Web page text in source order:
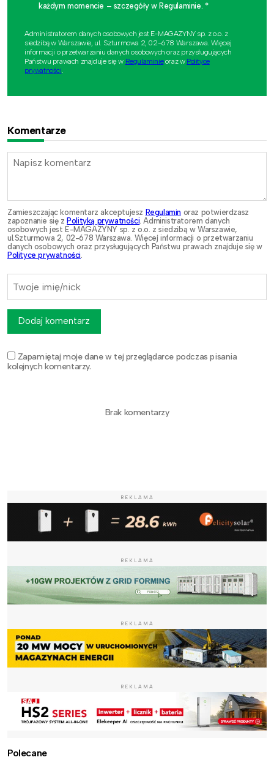
każdym momencie – szczegóły w Regulaminie. *
Administratorem danych osobowych jest E-MAGAZYNY sp. z o.o. z
siedzibą w Warszawie, ul. Szturmowa 2, 02-678 Warszawa. Więcej
informacji o przetwarzaniu danych osobowych oraz przysługujących
Państwu prawach znajduje się w Regulaminieoraz w Polityce
prywatności
Komentarze
Zamieszczając komentarz akceptujesz Regulamin oraz potwierdzasz
zapoznanie się z Polityką prywatności. Administratorem danych
osobowych jest E-MAGAZYNY sp. z o.o. z siedzibą w Warszawie,
ul.Szturmowa 2, 02-678 Warszawa. Więcej informacji o przetwarzaniu
danych osobowych oraz przysługujących Państwu prawach znajduje się w
Polityce prywatności.
Zapamiętaj moje dane w tej przeglądarce podczas pisania
kolejnych komentarzy.
Dodaj komentarz
Brak komentarzy
REKLAMA
REKLAMA
REKLAMA
REKLAMA
Polecane